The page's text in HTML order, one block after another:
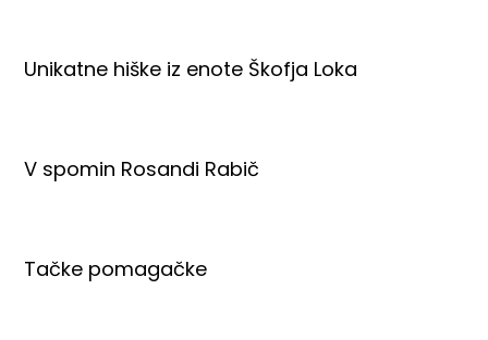
Unikatne hiške iz enote Škofja Loka
V spomin Rosandi Rabič
Tačke pomagačke